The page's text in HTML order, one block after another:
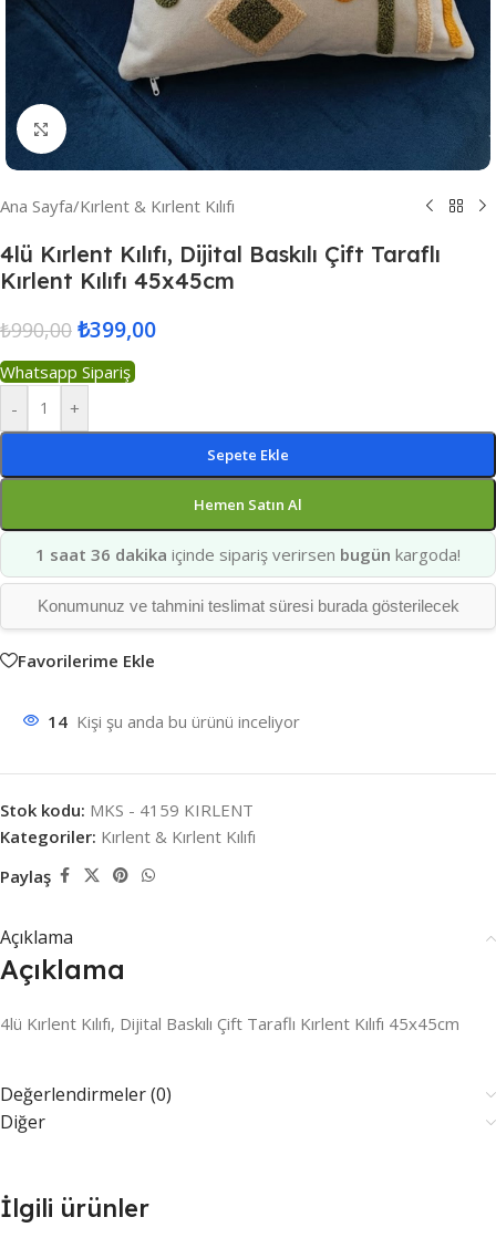
Resmi Büyüt
Ana Sayfa/Kırlent & Kırlent Kılıfı
4lü Kırlent Kılıfı, Dijital Baskılı Çift Taraflı
Kırlent Kılıfı 45x45cm
₺990,00 ₺399,00
Whatsapp Sipariş
-
+
Sepete Ekle
Hemen Satın Al
1 saat 36 dakika içinde sipariş verirsen bugün kargoda!
Konumunuz ve tahmini teslimat süresi burada gösterilecek
Favorilerime Ekle
14 Kişi şu anda bu ürünü inceliyor
Stok kodu: MKS - 4159 KIRLENT
Kategoriler: Kırlent & Kırlent Kılıfı
Paylaş
Açıklama
Açıklama
4lü Kırlent Kılıfı, Dijital Baskılı Çift Taraflı Kırlent Kılıfı 45x45cm
Değerlendirmeler (0)
Diğer
İlgili ürünler